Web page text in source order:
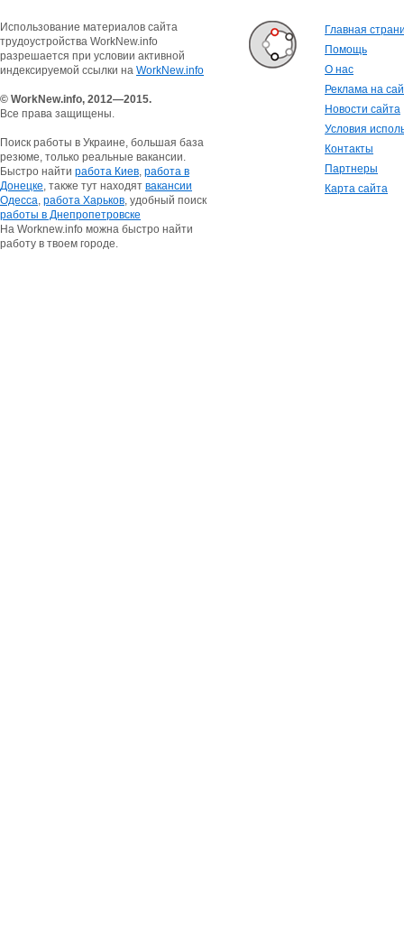
Использование материалов сайта
трудоустройства WorkNew.info
разрешается при условии активной
индексируемой ссылки на WorkNew.info
© WorkNew.info, 2012—2015.
Все права защищены.
Поиск работы в Украине, большая база
резюме, только реальные вакансии.
Быстро найти работа Киев, работа в
Донецке, также тут находят вакансии
Одесса, работа Харьков, удобный поиск
работы в Днепропетровске
На Worknew.info можна быстро найти
работу в твоем городе.
Главная
Помощь
О нас
Реклама на
Новости сайта
Условия
Контакты
Партнеры
Карта сайта